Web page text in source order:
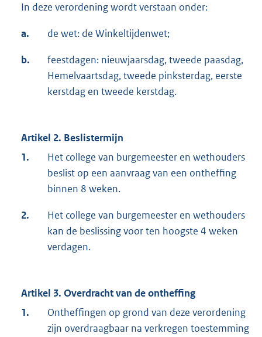
In deze verordening wordt verstaan onder:
a. de wet: de Winkeltijdenwet;
b.
feestdagen: nieuwjaarsdag, tweede paasdag,
Hemelvaartsdag, tweede pinksterdag, eerste
kerstdag en tweede kerstdag.
Artikel 2. Beslistermijn
1.
Het college van burgemeester en wethouders
beslist op een aanvraag van een ontheffing
binnen 8 weken.
2.
Het college van burgemeester en wethouders
kan de beslissing voor ten hoogste 4 weken
verdagen.
Artikel 3. Overdracht van de ontheffing
1.
Ontheffingen op grond van deze verordening
zijn overdraagbaar na verkregen toestemming